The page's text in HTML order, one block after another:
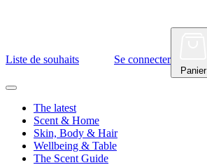
Liste de souhaits Se connecter
Panier
The latest
Scent & Home
Skin, Body & Hair
Wellbeing & Table
The Scent Guide